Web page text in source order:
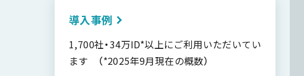
導入事例
1,700社・34万ID*以上にご利用いただいてい
ます （*2025年9月現在の概数）